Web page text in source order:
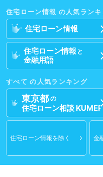
住宅ローン情報
住宅ローン情報
住宅ローン情報 と
金融用語
すべて
東京都 の
住宅ローン相談
住宅ローン情報を除く 金